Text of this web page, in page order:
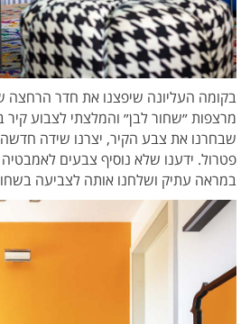
בקומה העליונה שיפצנו את חדר הרחצה
מרצפות ״שחור לבן״ והמלצתי לצבוע קיר
שבחרנו את צבע הקיר, יצרנו שידה
פטרול. ידענו שלא נוסיף צבעים
במראה עתיק ושלחנו אותה לצביעה